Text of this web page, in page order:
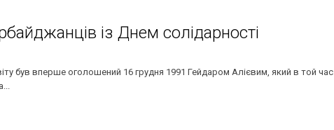
із Днем солідарності
був вперше оголошений 16 грудня 1991 Гейдаром Алієвим, який в той час